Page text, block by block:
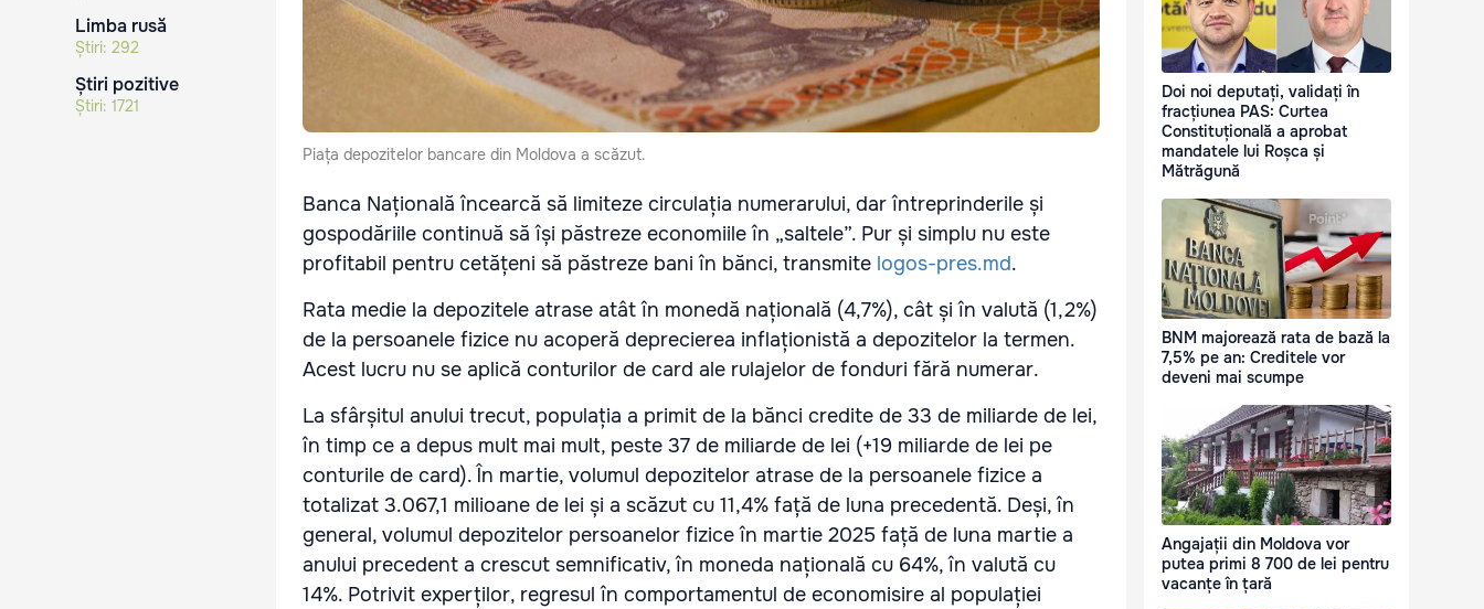
Limba rusă
Știri: 292
Știri pozitive
Știri: 1721
Piața depozitelor bancare din Moldova a scăzut.
Banca Națională încearcă să limiteze circulația numerarului, dar întreprinderile și
gospodăriile continuă să își păstreze economiile în „saltele”. Pur și simplu nu este
profitabil pentru cetățeni să păstreze bani în bănci, transmite logos-pres.md.
Rata medie la depozitele atrase atât în monedă națională (4,7%), cât și în valută (1,2%)
de la persoanele fizice nu acoperă deprecierea inflaționistă a depozitelor la termen.
Acest lucru nu se aplică conturilor de card ale rulajelor de fonduri fără numerar.
La sfârșitul anului trecut, populația a primit de la bănci credite de 33 de miliarde de lei,
în timp ce a depus mult mai mult, peste 37 de miliarde de lei (+19 miliarde de lei pe
conturile de card). În martie, volumul depozitelor atrase de la persoanele fizice a
totalizat 3.067,1 milioane de lei și a scăzut cu 11,4% față de luna precedentă. Deși, în
general, volumul depozitelor persoanelor fizice în martie 2025 față de luna martie a
anului precedent a crescut semnificativ, în moneda națională cu 64%, în valută cu
14%. Potrivit experților, regresul în comportamentul de economisire al populației
Doi noi deputați, validați în
fracțiunea PAS: Curtea
Constituțională a aprobat
mandatele lui Roșca și
Mătrăgună
BNM majorează rata de bază la
7,5% pe an: Creditele vor
deveni mai scumpe
Angajații din Moldova vor
putea primi 8 700 de lei pentru
vacanțe în țară